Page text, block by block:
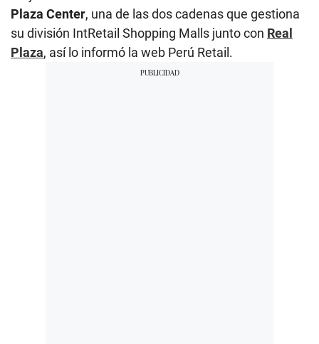
Plaza Center, una de las dos cadenas que gestiona
su división IntRetail Shopping Malls junto con Real
Plaza, así lo informó la web Perú Retail.